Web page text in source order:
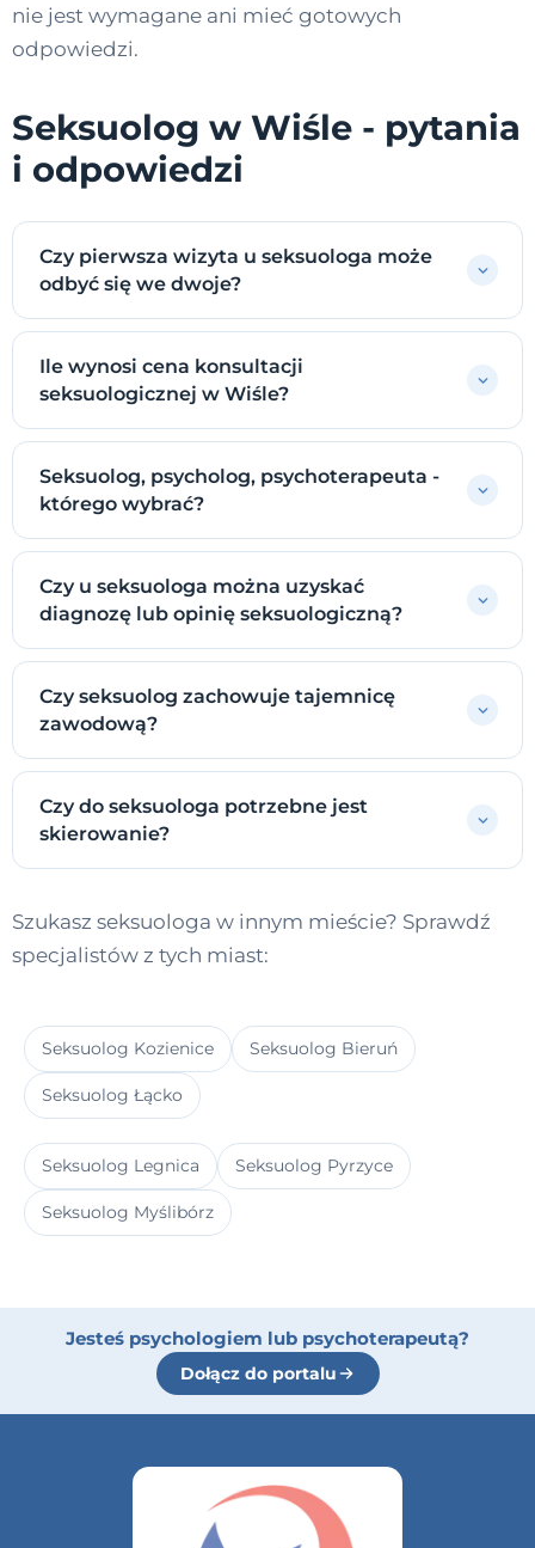
nie jest wymagane ani mieć gotowych
odpowiedzi.
Seksuolog w Wiśle - pytania
i odpowiedzi
Czy pierwsza wizyta u seksuologa może
odbyć się we dwoje?
Ile wynosi cena konsultacji
seksuologicznej w Wiśle?
Seksuolog, psycholog, psychoterapeuta -
którego wybrać?
Czy u seksuologa można uzyskać
diagnozę lub opinię seksuologiczną?
Czy seksuolog zachowuje tajemnicę
zawodową?
Czy do seksuologa potrzebne jest
skierowanie?
Szukasz seksuologa w innym mieście? Sprawdź
specjalistów z tych miast:
Seksuolog Kozienice Seksuolog Bieruń
Seksuolog Łącko
Seksuolog Legnica Seksuolog Pyrzyce
Seksuolog Myślibórz
Jesteś psychologiem lub psychoterapeutą?
Dołącz do portalu